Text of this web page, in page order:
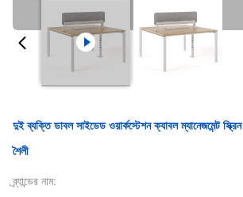
দুই ব্যক্তি ডাবল সাইডেড ওয়ার্কস্টেশন ক্যাবল ম্যানেজমেন্ট
শৈলী
ব্র্যান্ডের নাম: